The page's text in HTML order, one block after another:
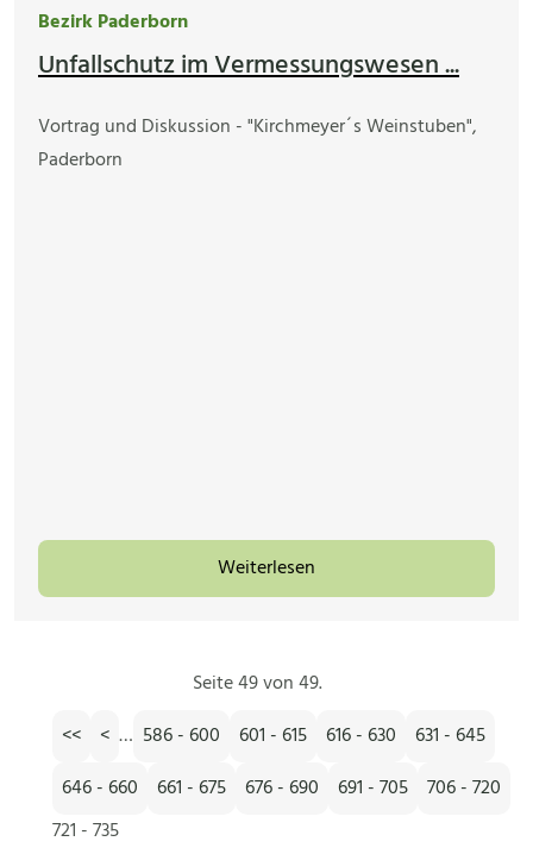
Bezirk Paderborn
Unfallschutz im Vermessungswesen ...
Vortrag und Diskussion - "Kirchmeyer´s Weinstuben",
Paderborn
Weiterlesen
Seite 49 von 49.
<<
< … 586 - 600 601 - 615 616 - 630
631 - 645
646 - 660
661 - 675 676 - 690 691 - 705
706 - 720
721 - 735